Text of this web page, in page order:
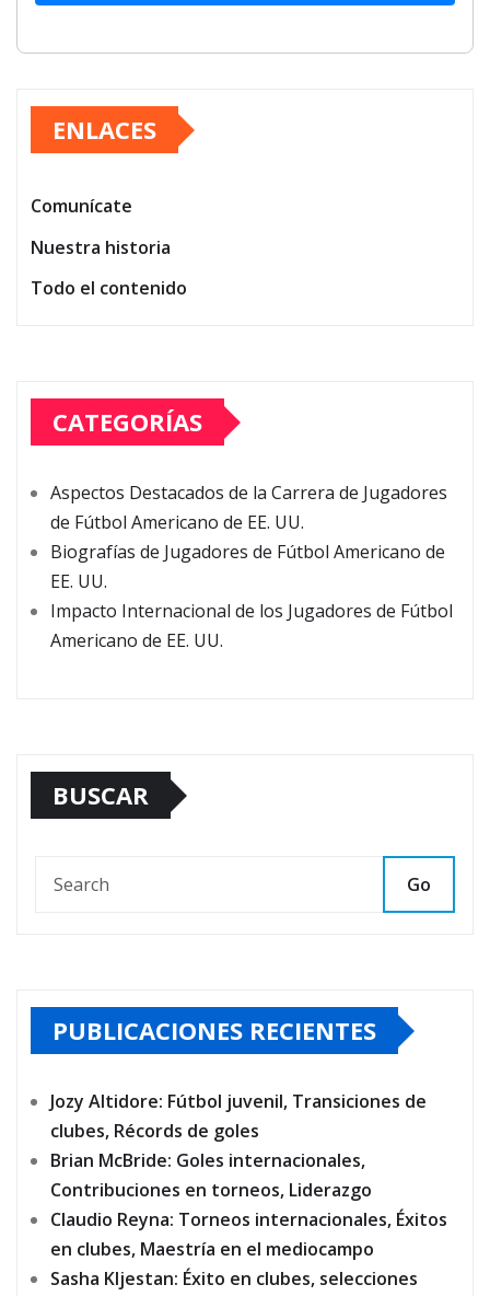
ENLACES
Comunícate
Nuestra historia
Todo el contenido
CATEGORÍAS
Aspectos Destacados de la Carrera de Jugadores
de Fútbol Americano de EE. UU.
Biografías de Jugadores de Fútbol Americano de
EE. UU.
Impacto Internacional de los Jugadores de Fútbol
Americano de EE. UU.
BUSCAR
Go
PUBLICACIONES RECIENTES
Jozy Altidore: Fútbol juvenil, Transiciones de
clubes, Récords de goles
Brian McBride: Goles internacionales,
Contribuciones en torneos, Liderazgo
Claudio Reyna: Torneos internacionales, Éxitos
en clubes, Maestría en el mediocampo
Sasha Kljestan: Éxito en clubes, selecciones